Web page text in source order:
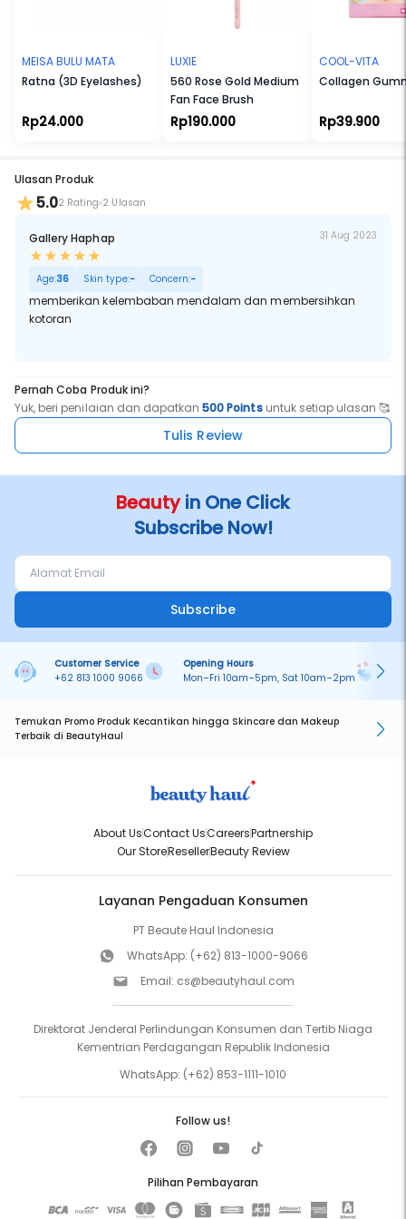
Cocok untuk Ibu Hamil dan Menyusui. Cocok untuk Vegetarian dan
Vegan. Tidak Melalui Uji Coba terhadap Hewan. Tanpa Bahan yang
MEISA BULU MATA
Ratna (3D Eyelashes)
Rp24.000
LUXIE
560 Rose Gold Medium
Fan Face Brush
Rp190.000
COOL-VITA
Collagen
Rp39.900
Ulasan Produk
5.02 Rating 2 Ulasan
Gallery Haphap 31 Aug 2023
Age:36 Skin type:- Concern:-
memberikan kelembaban mendalam dan membersihkan
kotoran
Pernah Coba Produk ini?
Yuk, beri penilaian dan dapatkan500 Pointsuntuk setiap ulasan 🥰
Tulis Review
Beautyin One Click
Subscribe Now!
Subscribe
Customer Service
+62 813 1000 9066
Opening Hours
Mon–Fri 10am–5pm, Sat 10am–2pm
Temukan Promo Produk Kecantikan hingga Skincare dan Makeup
Terbaik di BeautyHaul
About UsContact UsCareersPartnership
Our StoreResellerBeauty Review
Layanan Pengaduan Konsumen
PT Beaute Haul Indonesia
WhatsApp: (+62) 813-1000-9066
Email: cs@beautyhaul.com
Direktorat Jenderal Perlindungan Konsumen dan Tertib Niaga
Kementrian Perdagangan Republik Indonesia
WhatsApp: (+62) 853-1111-1010
Pilihan Pembayaran
Follow us!